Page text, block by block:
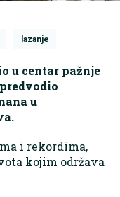
lazanje
u centar pažnje
u
i rekordima,
kojim održava